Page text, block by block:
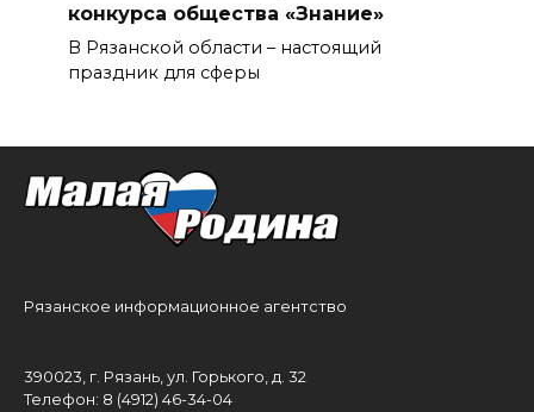
конкурса общества «Знание»
В Рязанской области – настоящий
праздник для сферы
Рязанское информационное агентство
390023, г. Рязань, ул. Горького, д. 32
Телефон: 8 (4912) 46-34-04